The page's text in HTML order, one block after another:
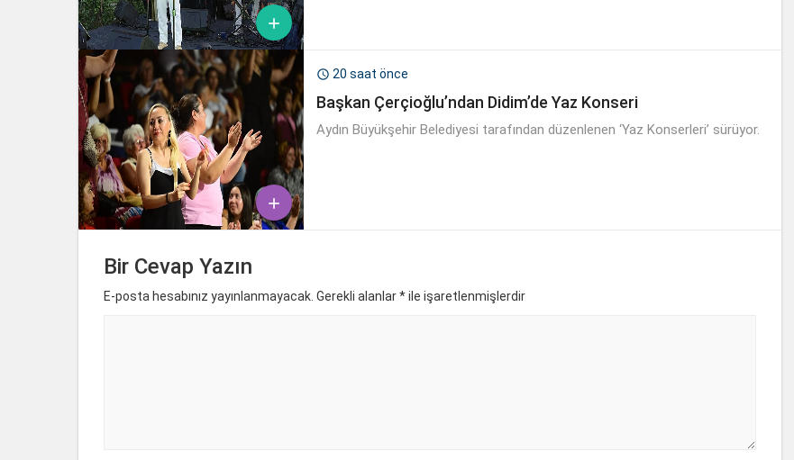


 20 saat önce
Başkan Çerçioğlu’ndan Didim’de Yaz Konseri
Aydın Büyükşehir Belediyesi tarafından düzenlenen ‘Yaz Konserleri’ sürüyor.
Bir Cevap Yazın
E-posta hesabınız yayınlanmayacak. Gerekli alanlar*ile işaretlenmişlerdir